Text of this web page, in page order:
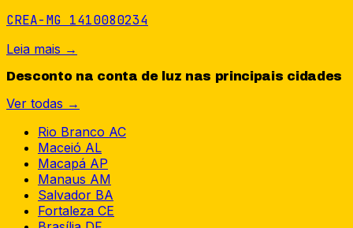
CREA-MG 1410080234
Leia mais →
Desconto na conta de luz nas principais cidades
Ver todas →
Rio Branco AC
Maceió AL
Macapá AP
Manaus AM
Salvador BA
Fortaleza CE